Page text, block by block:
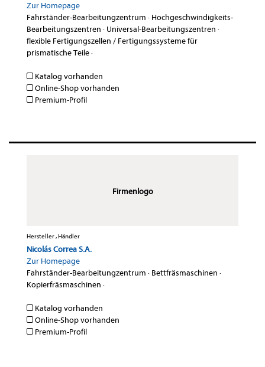
Zur Homepage
Fahrständer-Bearbeitungzentrum · Hochgeschwindigkeits-
Bearbeitungszentren · Universal-Bearbeitungszentren ·
flexible Fertigungszellen / Fertigungssysteme für
prismatische Teile·
Katalog vorhanden
Online-Shop vorhanden
Premium-Profil
Firmenlogo
Hersteller , Händler
Nicolás Correa S.A.
Zur Homepage
Fahrständer-Bearbeitungzentrum · Bettfräsmaschinen ·
Kopierfräsmaschinen ·
Katalog vorhanden
Online-Shop vorhanden
Premium-Profil